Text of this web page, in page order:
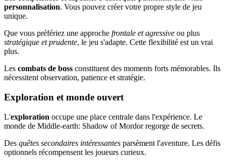
personnalisation. Vous pouvez créer votre propre style de jeu
unique.
Que vous préfériez une approche frontale et agressive ou plus
stratégique et prudente, le jeu s'adapte. Cette flexibilité est un vrai
plus.
Les combats de boss constituent des moments forts mémorables. Ils
nécessitent observation, patience et stratégie.
Exploration et monde ouvert
L'exploration occupe une place centrale dans l'expérience. Le
monde de Middle-earth: Shadow of Mordor regorge de secrets.
Des quêtes secondaires intéressantes parsèment l'aventure. Les défis
optionnels récompensent les joueurs curieux.